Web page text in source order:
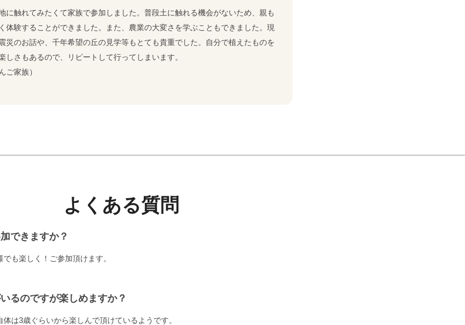
に触れてみたくて家族で参加しました。普段土に触れる機会がないため、親も
体験することができました。また、農業の大変さを学ぶこともできました。現
災のお話や、千年希望の丘の見学等もとても貴重でした。自分で植えたものを
しさもあるので、リピートして行ってしまいます。
ご家族）
よくある質問
できますか？
も楽しく！ご参加頂けます。
るのですが楽しめますか？
体は3歳ぐらいから楽しんで頂けているようです。